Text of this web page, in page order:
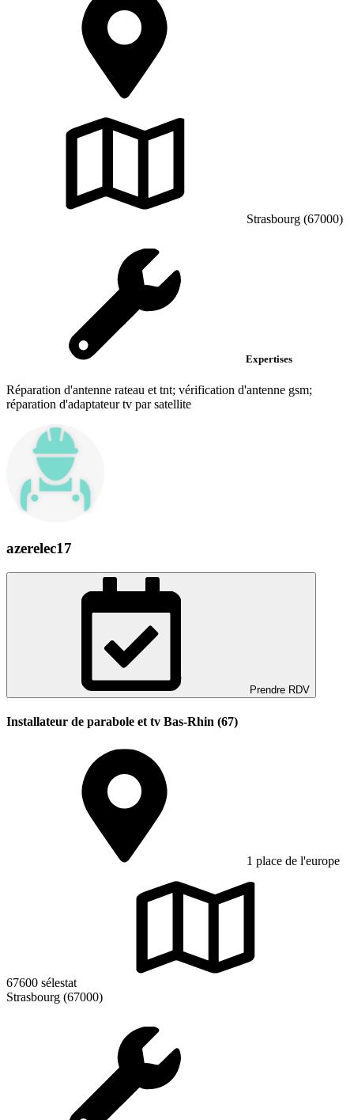
Strasbourg (67000)
Expertises
Réparation d'antenne rateau et tnt; vérification d'antenne gsm;
réparation d'adaptateur tv par satellite
azerelec17
Prendre RDV
Installateur de parabole et tv Bas-Rhin (67)
1 place de l'europe
67600 sélestat
Strasbourg (67000)